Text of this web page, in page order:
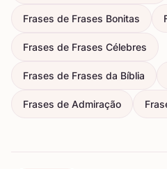
Frases de Frases Bonitas
Frases de Frases Célebres
Frases de Frases da Bíblia
Frases de Admiração